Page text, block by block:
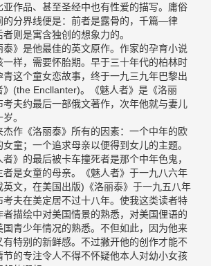
作品、甚至圣经中也有性爱的描写。庸俗
的分界线便是：前者是露骨的，千篇—律
则是寓含独创的想象力的。
》是他最佳的英文原作。作家的孕育小说
一样，需要怀胎期。早于三十年代的柏林时
这个童女恋故事，终于一九三九年巴黎出
》(the Encllanter)。《魅人者》是《洛丽
夫约最后一部俄文著作，次年他就与妻儿
。
杰作《洛丽泰》所有的因素：一个中年的欧
童；一个追求母亲以便得到女儿的主题。
》的最后被卡车撞死者是那个中年色鬼，
是女童的母亲。《魅人者》于一九八六年
英文，在美国出版)《洛丽泰》于一九五八年
夫在美定居不过十八年。使我这类读者特
描绘中对美国情景的熟悉，对美国俚语的
青少年情况的熟悉。不但如此，因为他来
有特别的新鲜感。不过撇开他的创作才能不
的专注令人不得不怀疑他本人对幼小女孩